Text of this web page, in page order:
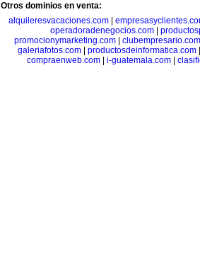
Otros dominios en venta:
alquileresvacaciones.com|
operadoradenegocios.com|
promocionymarketing.com| clubempresario.com
galeriafotos.com
productosdeinformatica.com
compraenweb.com| i-guatemala.com|